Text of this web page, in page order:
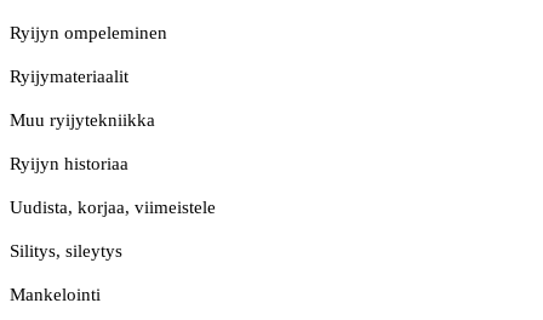
Ryijyn ompeleminen
Ryijymateriaalit
Muu ryijytekniikka
Ryijyn historiaa
Uudista, korjaa, viimeistele
Silitys, sileytys
Mankelointi